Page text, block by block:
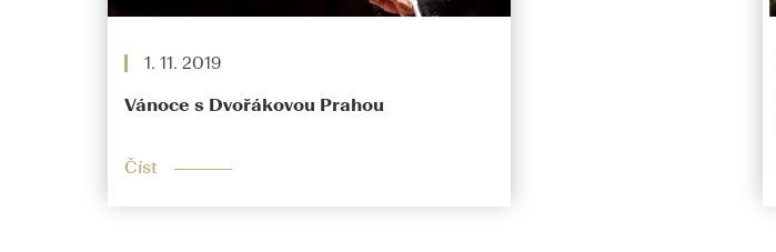
1. 11. 2019
Vánoce s Dvořákovou Prahou
Číst